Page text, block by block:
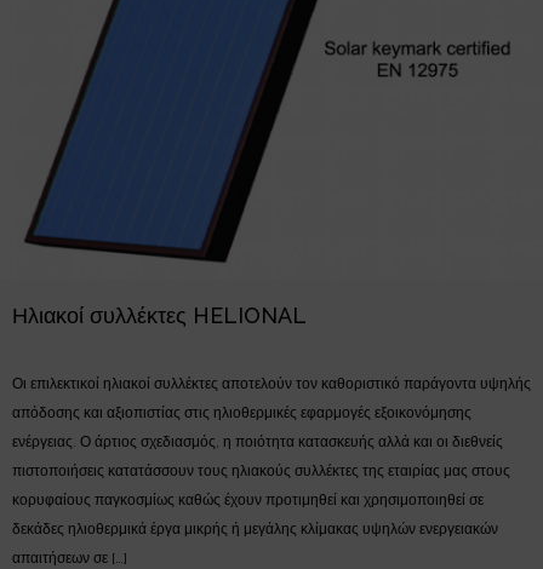
Ηλιακοί συλλέκτες HELIONAL
Οι επιλεκτικοί ηλιακοί συλλέκτες αποτελούν τον καθοριστικό παράγοντα υψηλής
απόδοσης και αξιοπιστίας στις ηλιοθερμικές εφαρμογές εξοικονόμησης
ενέργειας. Ο άρτιος σχεδιασμός, η ποιότητα κατασκευής αλλά και οι διεθνείς
πιστοποιήσεις κατατάσσουν τους ηλιακούς συλλέκτες της εταιρίας μας στους
κορυφαίους παγκοσμίως καθώς έχουν προτιμηθεί και χρησιμοποιηθεί σε
δεκάδες ηλιοθερμικά έργα μικρής ή μεγάλης κλίμακας υψηλών ενεργειακών
απαιτήσεων σε […]